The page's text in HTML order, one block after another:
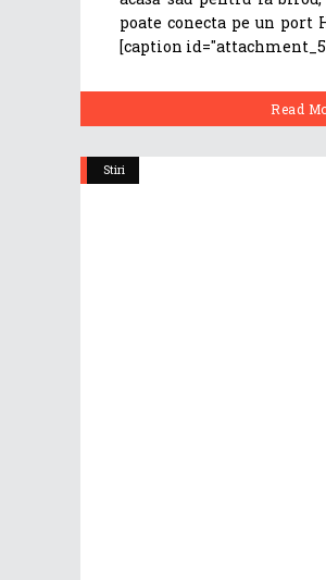
poate conecta pe un port
[caption
Read
Stiri